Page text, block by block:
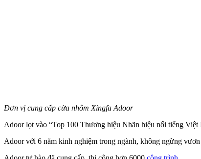
Đơn vị cung cấp cửa nhôm Xingfa Adoor
Adoor lọt vào “Top 100 Thương hiệu Nhãn hiệu nổi tiếng
Adoor với 6 năm kinh nghiệm trong ngành, không ngừng